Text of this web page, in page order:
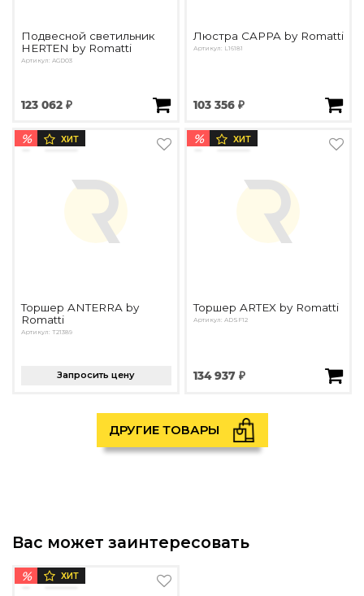
Подвесной светильник
HERTEN by Romatti
Артикул: AGD03
123 062 ₽
Люстра CAPPA by Romatti
Артикул: L16181
103 356 ₽
% ХИТ
Торшер ANTERRA by
Romatti
Артикул: T21389
Запросить цену
% ХИТ
Торшер ARTEX by Romatti
Артикул: ADSF12
134 937 ₽
ДРУГИЕ ТОВАРЫ
Вас может заинтересовать
% ХИТ